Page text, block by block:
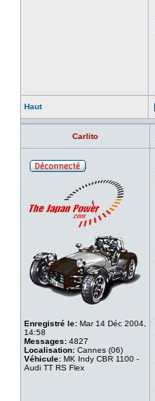
Haut
Carlito
Enregistré le: Mar 14 Déc 2004,
14:58
Messages: 4827
Localisation: Cannes (06)
Véhicule: MK Indy CBR 1100 -
Audi TT RS Flex